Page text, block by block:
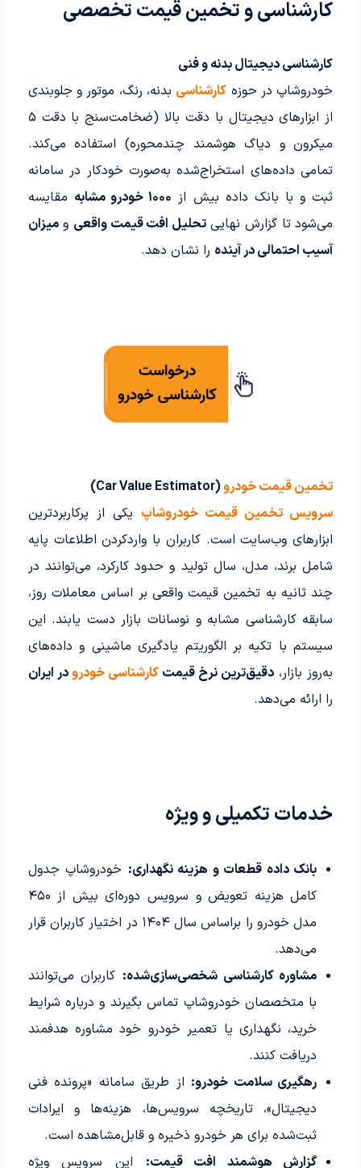
کارشناسی و تخمین قیمت تخصصی
کارشناسی دیجیتال بدنه و فنی
خودروشاپ در حوزه کارشناسی بدنه، رنگ، موتور و جلوبندی
از ابزارهای دیجیتال با دقت بالا (ضخامت‌سنج با دقت ۵
میکرون و دیاگ هوشمند چندمحوره) استفاده می‌کند.
تمامی داده‌های استخراج‌شده به‌صورت خودکار در سامانه
ثبت و با بانک داده بیش از ۱۰۰۰ خودرو مشابه
مقایسه
می‌شود تا گزارش نهاییتحلیل افت قیمت واقعی ومیزان
آسیب احتمالی در آینده را نشان دهد.
تخمین قیمت خودرو(Car Value Estimator)
سرویس تخمین قیمت خودروشاپ یکی از پرکاربردترین
ابزارهای وب‌سایت است. کاربران با واردکردن اطلاعات پایه
شامل برند، مدل، سال تولید و حدود کارکرد، می‌توانند در
چند ثانیه به تخمین قیمت واقعی بر اساس معاملات روز،
سابقه کارشناسی مشابه و نوسانات بازار دست یابند. این
سیستم با تکیه بر الگوریتم یادگیری ماشینی و داده‌های
به‌روز بازار، دقیق‌ترین نرخ قیمتکارشناسی خودرودر ایران
را ارائه می‌دهد.
خدمات تکمیلی و ویژه
بانک داده قطعات و هزینه نگهداری: خودروشاپ جدول
کامل هزینه تعویض و سرویس دوره‌ای بیش از ۴۵۰
مدل خودرو را براساس سال ۱۴۰۴ در اختیار کاربران قرار
می‌دهد.
مشاوره کارشناسی شخصی‌سازی‌شده: کاربران می‌توانند
با متخصصان خودروشاپ تماس بگیرند و درباره شرایط
خرید، نگهداری یا تعمیر خودرو خود مشاوره هدفمند
دریافت کنند.
رهگیری سلامت خودرو: از طریق سامانه «پرونده فنی
دیجیتال»، تاریخچه سرویس‌ها، هزینه‌ها و ایرادات
ثبت‌شده برای هر خودرو ذخیره و قابل‌مشاهده است.
گزارش هوشمند افت قیمت: این سرویس ویژه